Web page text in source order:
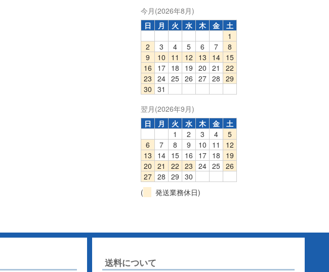
今月(2026年8月)
日
月 火 水 木 金
土
1
2
3 4 5 6 7
8
9
10 11 12 13 14 15
16
17 18 19 20 21
22
23 24 25 26 27 28 29
30 31
翌月(2026年9月)
日
月 火 水 木 金
土
1
2 3 4
5
6
7 8 9 10 11
12
13
14 15 16 17 18
19
20 21 22 23 24 25 26
27 28 29 30
(
発送業務休日)
送料について